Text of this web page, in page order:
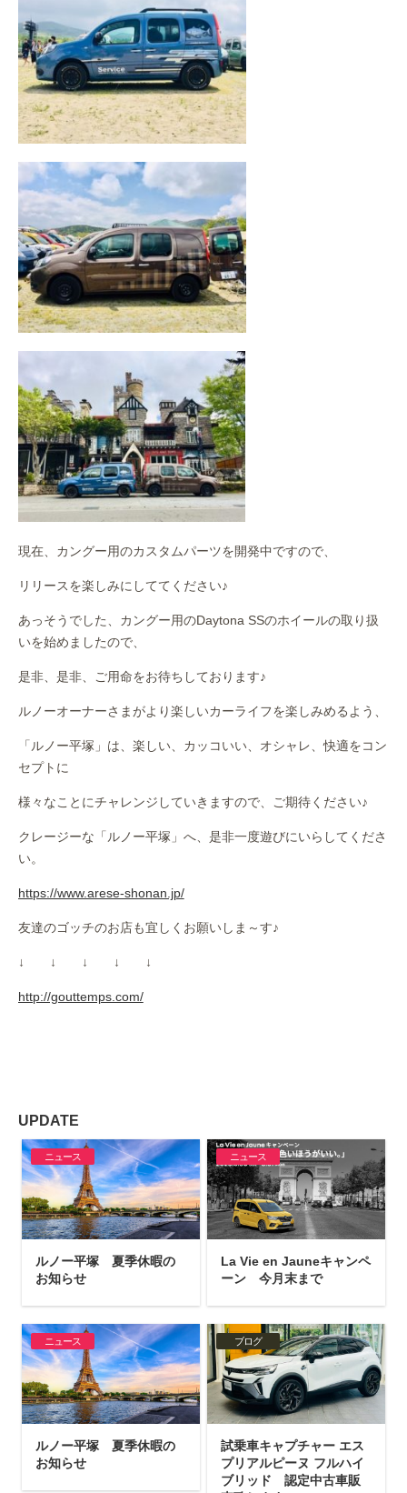
現在、カングー用のカスタムパーツを開発中ですので、
リリースを楽しみにしててください♪
あっそうでした、カングー用のDaytona SSのホイールの取り扱
いを始めましたので、
是非、是非、ご用命をお待ちしております♪
ルノーオーナーさまがより楽しいカーライフを楽しみめるよう、
「ルノー平塚」は、楽しい、カッコいい、オシャレ、快適をコン
セプトに
様々なことにチャレンジしていきますので、ご期待ください♪
クレージーな「ルノー平塚」へ、是非一度遊びにいらしてくださ
い。
https://www.arese-shonan.jp/
友達のゴッチのお店も宜しくお願いしま～す♪
↓ ↓ ↓ ↓ ↓
http://gouttemps.com/
UPDATE
ニュース
ルノー平塚 夏季休暇の
お知らせ
ニュース
La Vie en Jauneキャンペ
ーン 今月末まで
ニュース
ルノー平塚 夏季休暇の
お知らせ
ブログ
試乗車キャプチャー エス
プリアルピーヌ フルハイ
ブリッド 認定中古車販